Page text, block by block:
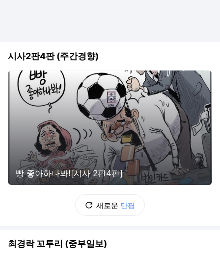
시사2판4판 (주간경향)
빵 좋아하나봐![시사 2판4판]
새로운 만평
최경락 꼬투리 (중부일보)